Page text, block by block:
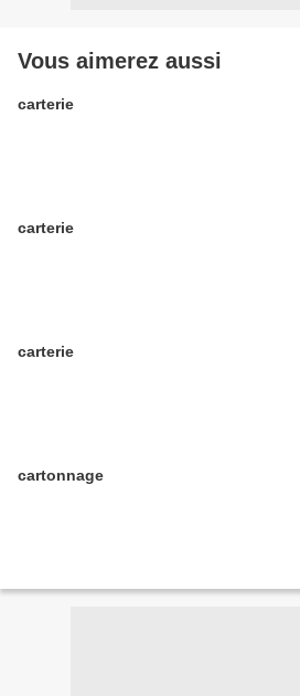
Vous aimerez aussi
carterie
carterie
carterie
cartonnage